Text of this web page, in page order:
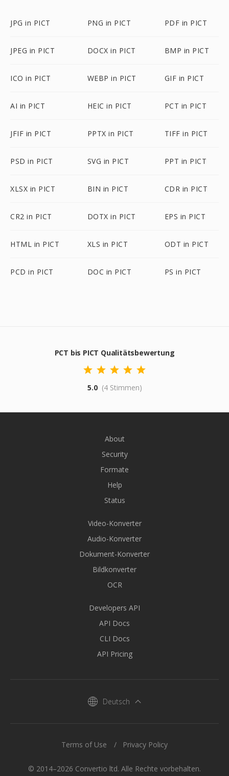
JPG in PICT PNG in PICT PDF in PICT
JPEG in PICT DOCX in PICT BMP in PICT
ICO in PICT WEBP in PICT GIF in PICT
AI in PICT HEIC in PICT PCT in PICT
JFIF in PICT PPTX in PICT TIFF in PICT
PSD in PICT SVG in PICT PPT in PICT
XLSX in PICT BIN in PICT CDR in PICT
CR2 in PICT DOTX in PICT EPS in PICT
HTML in PICT XLS in PICT ODT in PICT
PCD in PICT DOC in PICT PS in PICT
PCT bis PICT Qualitätsbewertung
5.0 (4 Stimmen)
About
Security
Formate
Help
Status
Video-Konverter
Audio-Konverter
Dokument-Konverter
Bildkonverter
OCR
Developers API
API Docs
CLI Docs
API Pricing
Deutsch
© 2014–2026 Convertio ltd. Alle Rechte vorbehalten.
Terms of Use Privacy Policy